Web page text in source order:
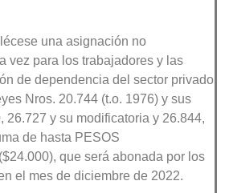
una asignación no
vez para los trabajadores y las
de dependencia del sector privado
Nros. 20.744 (t.o. 1976) y sus
26.727 y su modificatoria y 26.844,
de hasta PESOS
que será abonada por los
el mes de diciembre de 2022.